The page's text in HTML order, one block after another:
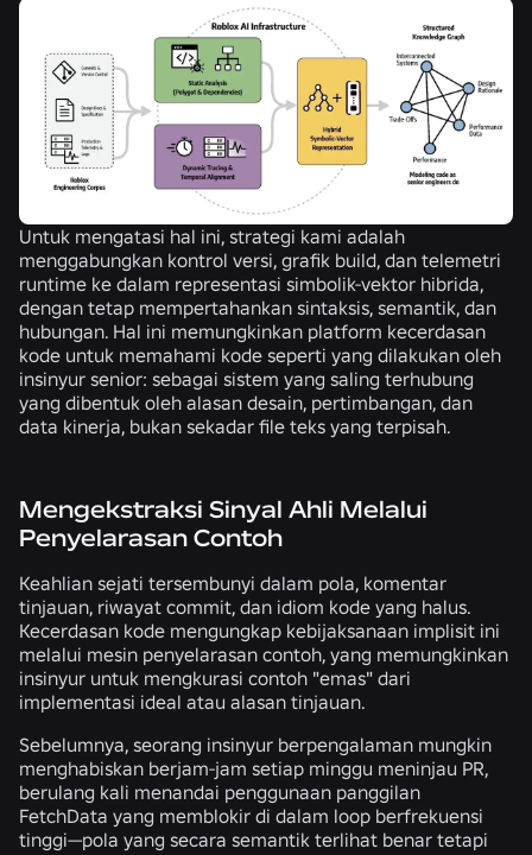
Untuk mengatasi hal ini, strategi kami adalah
menggabungkan kontrol versi, grafik build, dan telemetri
runtime ke dalam representasi simbolik-vektor hibrida,
dengan tetap mempertahankan sintaksis, semantik, dan
hubungan. Hal ini memungkinkan platform kecerdasan
kode untuk memahami kode seperti yang dilakukan oleh
insinyur senior: sebagai sistem yang saling terhubung
yang dibentuk oleh alasan desain, pertimbangan, dan
data kinerja, bukan sekadar file teks yang terpisah.
Mengekstraksi Sinyal Ahli Melalui
Penyelarasan Contoh
Keahlian sejati tersembunyi dalam pola, komentar
tinjauan, riwayat commit, dan idiom kode yang halus.
Kecerdasan kode mengungkap kebijaksanaan implisit ini
melalui mesin penyelarasan contoh, yang memungkinkan
insinyur untuk mengkurasi contoh "emas" dari
implementasi ideal atau alasan tinjauan.
Sebelumnya, seorang insinyur berpengalaman mungkin
menghabiskan berjam-jam setiap minggu meninjau PR,
berulang kali menandai penggunaan panggilan
FetchData yang memblokir di dalam loop berfrekuensi
tinggi—pola yang secara semantik terlihat benar tetapi